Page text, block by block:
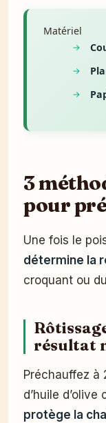
Matériel
3
pour
Une fois le
détermine la
croquant ou
résultat
Préchauffez à
d’huile
protège la